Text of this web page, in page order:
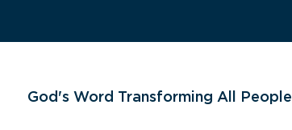
God's Word Transforming All People